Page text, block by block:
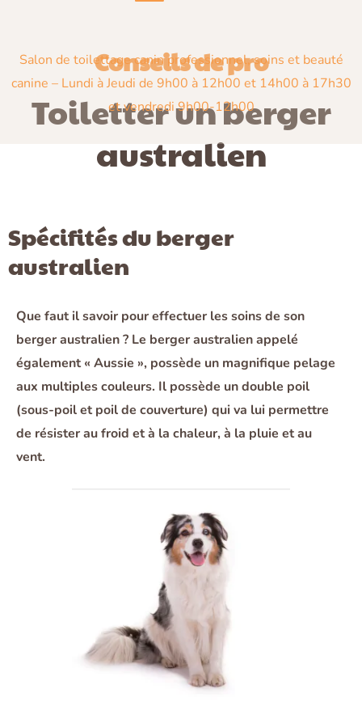
Salon de toilettage canin professionnel, soins et beauté
canine – Lundi à Jeudi de 9h00 à 12h00 et 14h00 à 17h30
et vendredi 9h00-12h00
Conseils de pro
Toiletter un berger
australien
Spécifités du berger
australien
Que faut il savoir pour effectuer les soins de son
berger australien ? Le berger australien appelé
également « Aussie », possède un magnifique pelage
aux multiples couleurs. Il possède un double poil
(sous-poil et poil de couverture) qui va lui permettre
de résister au froid et à la chaleur, à la pluie et au
vent.